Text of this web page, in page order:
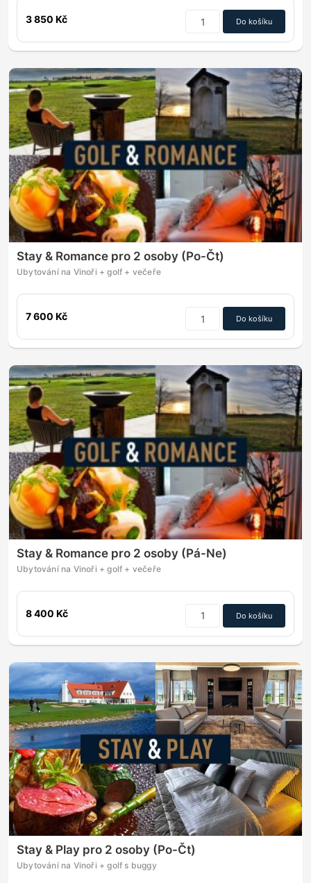
3 850 Kč Do košíku
Stay & Romance pro 2 osoby (Po-Čt)
Ubytování na Vinoři + golf + večeře
7 600 Kč Do košíku
Stay & Romance pro 2 osoby (Pá-Ne)
Ubytování na Vinoři + golf + večeře
8 400 Kč Do košíku
Stay & Play pro 2 osoby (Po-Čt)
Ubytování na Vinoři + golf s buggy